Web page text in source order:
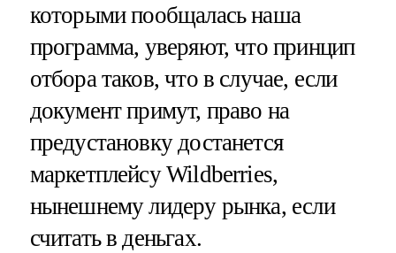
которыми пообщалась наша
программа, уверяют, что принцип
отбора таков, что в случае, если
документ примут, право на
предустановку достанется
маркетплейсу Wildberries,
нынешнему лидеру рынка, если
считать в деньгах.